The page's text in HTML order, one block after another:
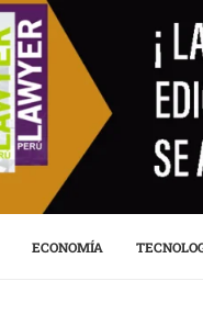
ECONOMÍA